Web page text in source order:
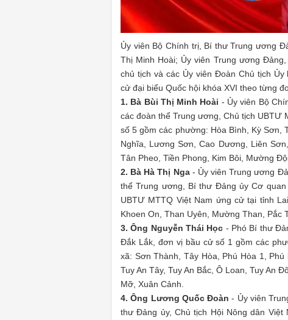
Ủy viên Bộ Chính trị, Bí thư Trung ương
Thị Minh Hoài; Ủy viên Trung ương
chủ tịch và các Ủy viên Đoàn Chủ tịch
cử đại biểu Quốc hội khóa XVI theo từng
1. Bà Bùi Thị Minh Hoài - Ủy viên Bộ
các đoàn thể Trung ương, Chủ tịch UBTƯ
số 5 gồm các phường: Hòa Bình, Kỳ Sơn,
Nghĩa, Lương Sơn, Cao Dương, Liên
Tân Pheo, Tiền Phong, Kim Bôi, Mường
2. Bà Hà Thị Nga - Ủy viên Trung ương
thể Trung ương, Bí thư Đảng ủy Cơ
UBTƯ MTTQ Việt Nam ứng cử tại tỉnh
Khoen On, Than Uyên, Mường Than, Pắc
3. Ông Nguyễn Thái Học - Phó Bí thư
Đắk Lắk, đơn vị bầu cử số 1 gồm các
xã: Sơn Thành, Tây Hòa, Phú Hòa 1,
Tuy An Tây, Tuy An Bắc, Ô Loan, Tuy An
Mỡ, Xuân Cảnh.
4. Ông Lương Quốc Đoàn- Ủy viên
thư Đảng ủy, Chủ tịch Hội Nông dân